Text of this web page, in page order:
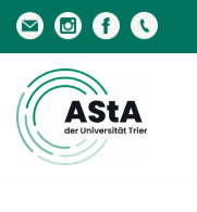
Zum
Inhalt
springen